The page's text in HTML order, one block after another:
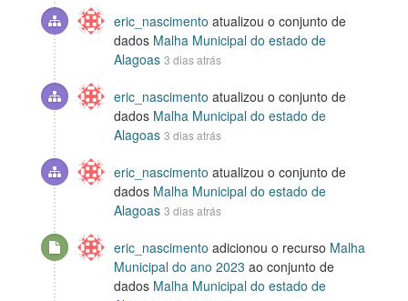
eric_nascimento atualizou o conjunto de
dados Malha Municipal do estado de
Alagoas 3 dias atrás
eric_nascimento atualizou o conjunto de
dados Malha Municipal do estado de
Alagoas 3 dias atrás
eric_nascimento atualizou o conjunto de
dados Malha Municipal do estado de
Alagoas 3 dias atrás
eric_nascimento adicionou o recurso Malha
Municipal do ano 2023 ao conjunto de
dados Malha Municipal do estado de